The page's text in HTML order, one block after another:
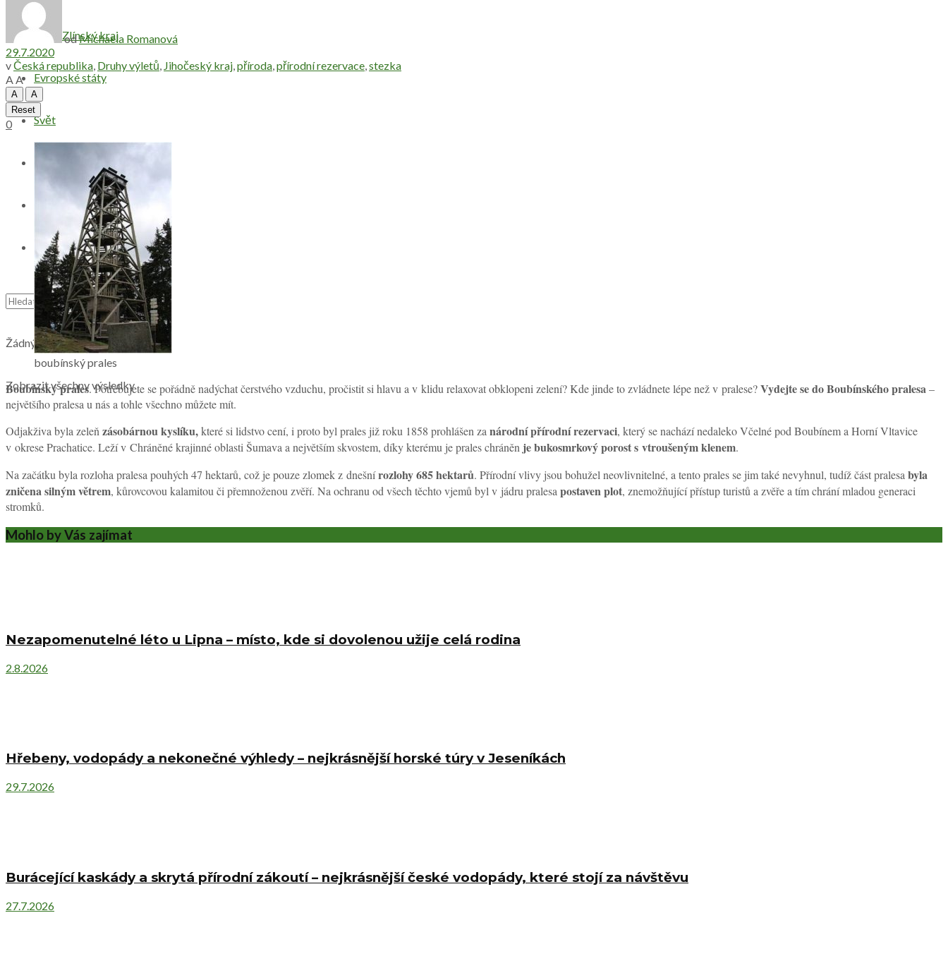
Zlínský kraj
Evropské státy
Svět
Netradiční výlety a dovolená
Cestovatelská videa
Žádný výsledek
Zobrazit všechny výsledky
odMichaela Romanová
29.7.2020
vČeská republika, Druhy výletů, Jihočeský kraj,příroda,přírodní rezervace,stezka
AA
A
A
Reset
0
boubínský prales
Boubínský prales. Potřebujete se pořádně nadýchat čerstvého vzduchu, pročistit si hlavu a v klidu relaxovat obklopeni zelení? Kde jinde to zvládnete lépe než v pralese?Vydejte se do Boubínského pralesa–
největšího pralesa u nás a tohle všechno můžete mít.
Odjakživa byla zeleň zásobárnou kyslíku,které si lidstvo cení, i proto byl prales již roku 1858 prohlášen za národní přírodní rezervaci, který se nachází nedaleko Včelné pod Boubínem a Horní Vltavice
v okrese Prachatice. Leží v Chráněné krajinné oblasti Šumava a největším skvostem, díky kterému je prales chráněn je bukosmrkový porost s vtroušeným klenem.
Na začátku byla rozloha pralesa pouhých 47 hektarů, což je pouze zlomek z dnešnírozlohy 685 hektarů. Přírodní vlivy jsou bohužel neovlivnitelné, a tento prales se jim také nevyhnul, tudíž část pralesa byla
zničena silným větrem, kůrovcovou kalamitou či přemnoženou zvěří. Na ochranu od všech těchto vjemů byl v jádru pralesa postaven plot, znemožňující přístup turistů a zvěře a tím chrání mladou generaci
stromků.
Mohlo by Vás zajímat
Nezapomenutelné léto u Lipna – místo, kde si dovolenou užije celá rodina
2.8.2026
Hřebeny, vodopády a nekonečné výhledy – nejkrásnější horské túry v Jeseníkách
29.7.2026
Burácející kaskády a skrytá přírodní zákoutí – nejkrásnější české vodopády, které stojí za návštěvu
27.7.2026